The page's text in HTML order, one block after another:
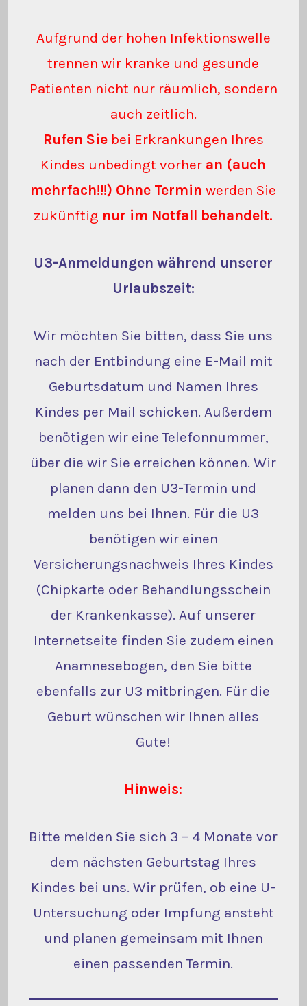
Aufgrund der hohen Infektionswelle
trennen wir kranke und gesunde
Patienten nicht nur räumlich, sondern
auch zeitlich.
Rufen Siebei Erkrankungen Ihres
Kindes unbedingt vorher an (auch
mehrfach!!!) Ohne Terminwerden Sie
zukünftig nur im Notfall behandelt.
U3-Anmeldungen während unserer
Urlaubszeit:
Wir möchten Sie bitten, dass Sie uns
nach der Entbindung eine E-Mail mit
Geburtsdatum und Namen Ihres
Kindes per Mail schicken. Außerdem
benötigen wir eine Telefonnummer,
über die wir Sie erreichen können. Wir
planen dann den U3-Termin und
melden uns bei Ihnen. Für die U3
benötigen wir einen
Versicherungsnachweis Ihres Kindes
(Chipkarte oder Behandlungsschein
der Krankenkasse). Auf unserer
Internetseite finden Sie zudem einen
Anamnesebogen, den Sie bitte
ebenfalls zur U3 mitbringen. Für die
Geburt wünschen wir Ihnen alles
Gute!
Hinweis:
Bitte melden Sie sich 3 – 4 Monate vor
dem nächsten Geburtstag Ihres
Kindes bei uns. Wir prüfen, ob eine U-
Untersuchung oder Impfung ansteht
und planen gemeinsam mit Ihnen
einen passenden Termin.